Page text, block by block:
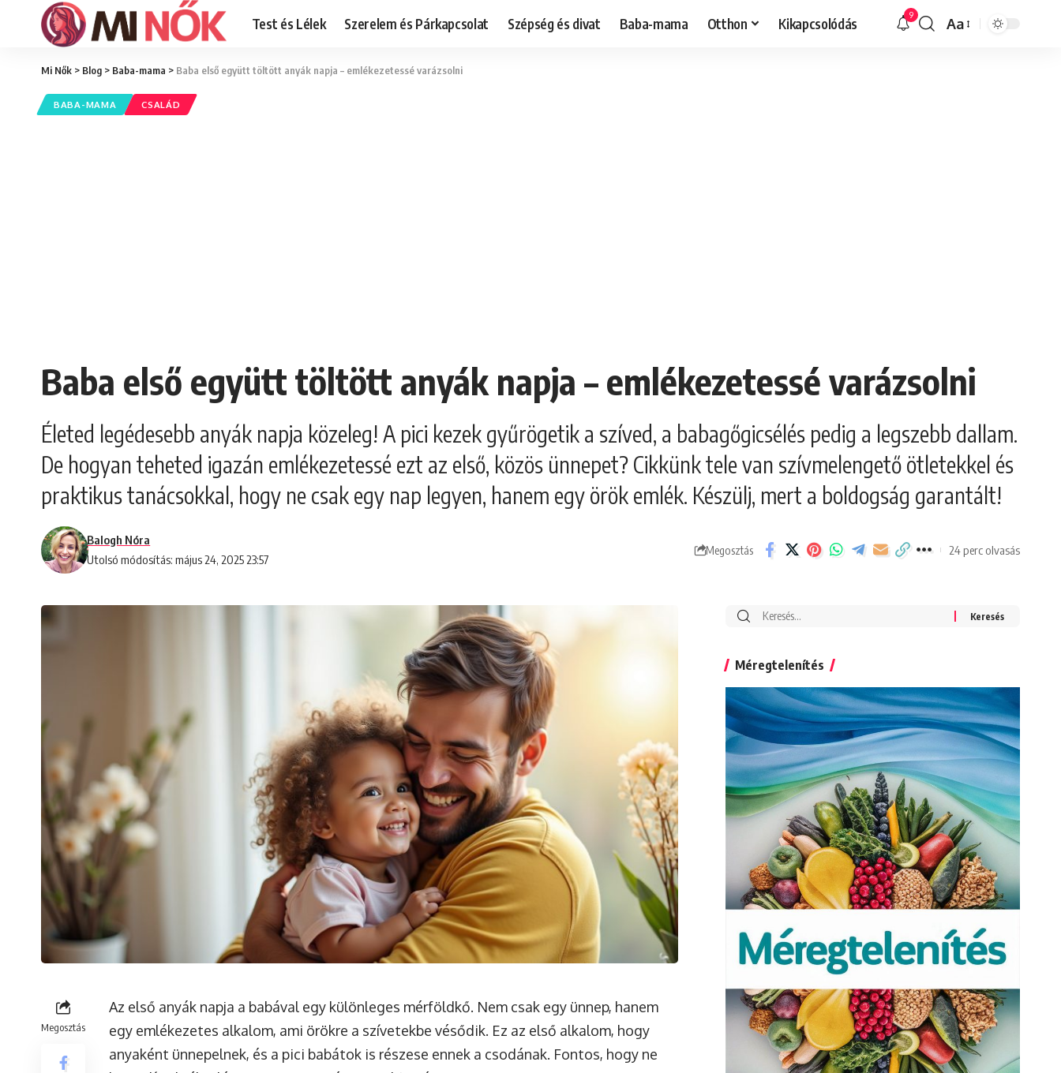
Test és Lélek Szerelem és Párkapcsolat Szépség és divat Baba-mama Otthon Kikapcsolódás 9
Font
Aa
Mi Nők > Blog > Baba-mama > Baba első együtt töltött anyák napja – emlékezetessé varázsolni
BABA-MAMA CSALÁD
Baba első együtt töltött anyák napja – emlékezetessé varázsolni
Életed legédesebb anyák napja közeleg! A pici kezek gyűrögetik a szíved, a babagőgicsélés pedig a legszebb dallam.
De hogyan teheted igazán emlékezetessé ezt az első, közös ünnepet? Cikkünk tele van szívmelengető ötletekkel és
praktikus tanácsokkal, hogy ne csak egy nap legyen, hanem egy örök emlék. Készülj, mert a boldogság garantált!
Utolsó módosítás: május 24, 2025 23:57
Balogh Nóra
Megosztás 24 perc olvasás
Megosztás
Az első anyák napja a babával egy különleges mérföldkő. Nem csak egy ünnep, hanem
egy emlékezetes alkalom, ami örökre a szívetekbe vésődik. Ez az első alkalom, hogy
anyaként ünnepelnek, és a pici babátok is részese ennek a csodának. Fontos, hogy ne
Search
Méregtelenítés